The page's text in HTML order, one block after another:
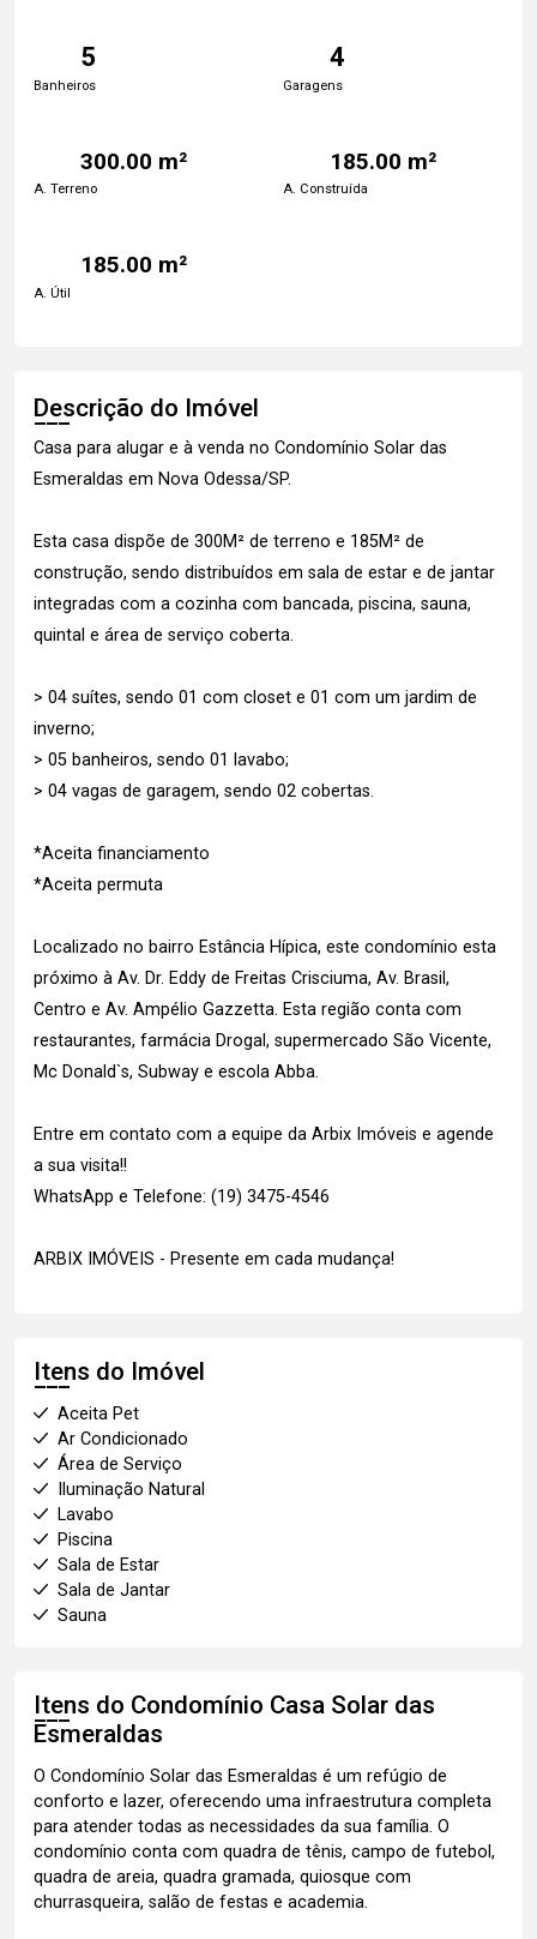
5
Banheiros
4
Garagens
300.00 m²
A. Terreno
185.00 m²
A. Construída
185.00 m²
A. Útil
Descrição do Imóvel
Casa para alugar e à venda no Condomínio Solar das
Esmeraldas em Nova Odessa/SP.
Esta casa dispõe de 300M² de terreno e 185M² de
construção, sendo distribuídos em sala de estar e de jantar
integradas com a cozinha com bancada, piscina, sauna,
quintal e área de serviço coberta.
> 04 suítes, sendo 01 com closet e 01 com um jardim de
inverno;
> 05 banheiros, sendo 01 lavabo;
> 04 vagas de garagem, sendo 02 cobertas.
*Aceita financiamento
*Aceita permuta
Localizado no bairro Estância Hípica, este condomínio esta
próximo à Av. Dr. Eddy de Freitas Crisciuma, Av. Brasil,
Centro e Av. Ampélio Gazzetta. Esta região conta com
restaurantes, farmácia Drogal, supermercado São Vicente,
Mc Donald`s, Subway e escola Abba.
Entre em contato com a equipe da Arbix Imóveis e agende
a sua visita!!
WhatsApp e Telefone: (19) 3475-4546
ARBIX IMÓVEIS - Presente em cada mudança!
Itens do Imóvel
Aceita Pet
Ar Condicionado
Área de Serviço
Iluminação Natural
Lavabo
Piscina
Sala de Estar
Sala de Jantar
Sauna
Itens do Condomínio Casa Solar das
Esmeraldas
O Condomínio Solar das Esmeraldas é um refúgio de
conforto e lazer, oferecendo uma infraestrutura completa
para atender todas as necessidades da sua família. O
condomínio conta com quadra de tênis, campo de futebol,
quadra de areia, quadra gramada, quiosque com
churrasqueira, salão de festas e academia.